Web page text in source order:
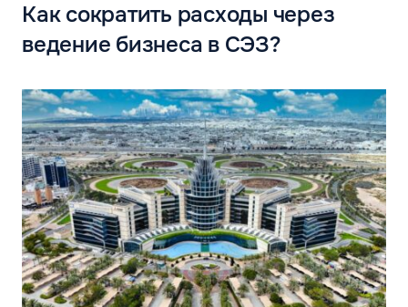
Как сократить расходы через
ведение бизнеса в СЭЗ?